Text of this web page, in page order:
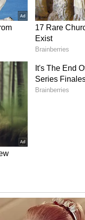
ಹಸಿ ಈರುಳ್ಳಿ
ಸುಗಮಗೊಳಿಸುತ್ತದೆ.
ಹೊಟ್ಟೆ ತುಂಬಿದ